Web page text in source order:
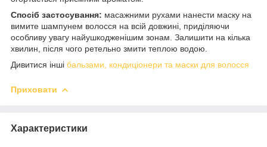
Спосіб застосування: масажними рухами нанести маску на
вимите шампунем волосся на всій довжині, приділяючи
особливу увагу найушкодженішим зонам. Залишити на кілька
хвилин, після чого ретельно змити теплою водою.
Дивитися інші бальзами, кондиціонери та маски для волосся
Приховати
Характеристики